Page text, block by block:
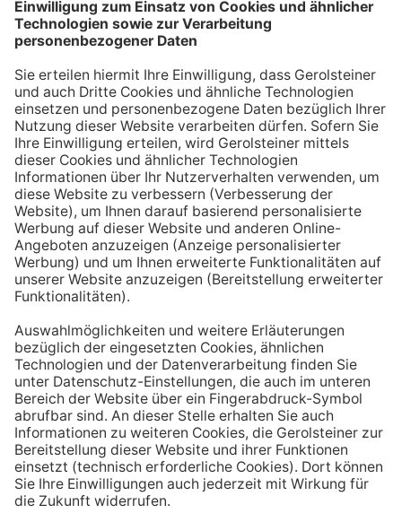
hinnehmen.
Tipp #2: Trinke direkt nach dem Aufstehen
Über Nacht verliert dein Körper Flüssigkeit. Um gut in
den Tag zu starten, solltest du deshalb direkt nach dem
Aufstehen ein großes Glas Wasser trinken. Stelle dir
zum Beispiel eine Flasche Mineralwasser direkt ans
Bett, damit du dieses kleine Morgenritual sofort
durchführen kannst.
Tipp #3: Vor und während jeder Mahlzeit
ein Glas Wasser trinken
Dadurch verknüpfst du das Trinken mit einem Ereignis.
einer Mahlzeit trinken, unterstützt du außerdem die
Produktion von Verdauungssäften. Zusätzlich fördert
das Trinken während des Essens das Sättigungsgefühl.
Tipp #4: Peppe dein Wasser auf
Wenn dir der Geschmack von purem Mineralwasser
nicht reichen sollte, dann kannst du deine Getränke mit
einfachen Mitteln verfeinern. Mische dir einfach